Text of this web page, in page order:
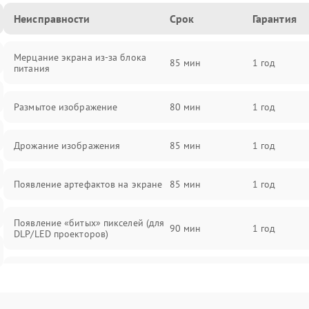
Неисправности Срок Гарантия
Мерцание экрана из-за блока
питания
85 мин 1 год
Размытое изображение 80 мин 1 год
Дрожание изображения 85 мин 1 год
Появление артефактов на экране 85 мин 1 год
Появление «битых» пикселей (для
DLP/LED проекторов)
90 мин 1 год